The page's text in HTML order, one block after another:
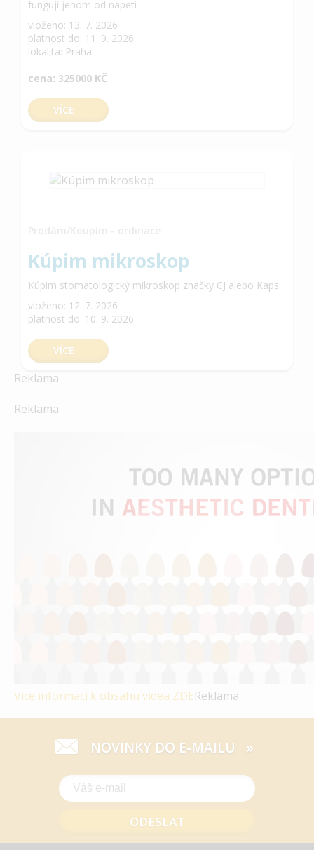
fungují jenom od napeti
vloženo: 13. 7. 2026
platnost do: 11. 9. 2026
lokalita: Praha
cena: 325000 KČ
VÍCE
Kúpim mikroskop
Kúpim stomatologický mikroskop značky CJ alebo Kaps
vloženo: 12. 7. 2026
platnost do: 10. 9. 2026
VÍCE
Reklama
Reklama
Více informací k obsahu videa ZDEReklama
NOVINKY DO E-MAILU »